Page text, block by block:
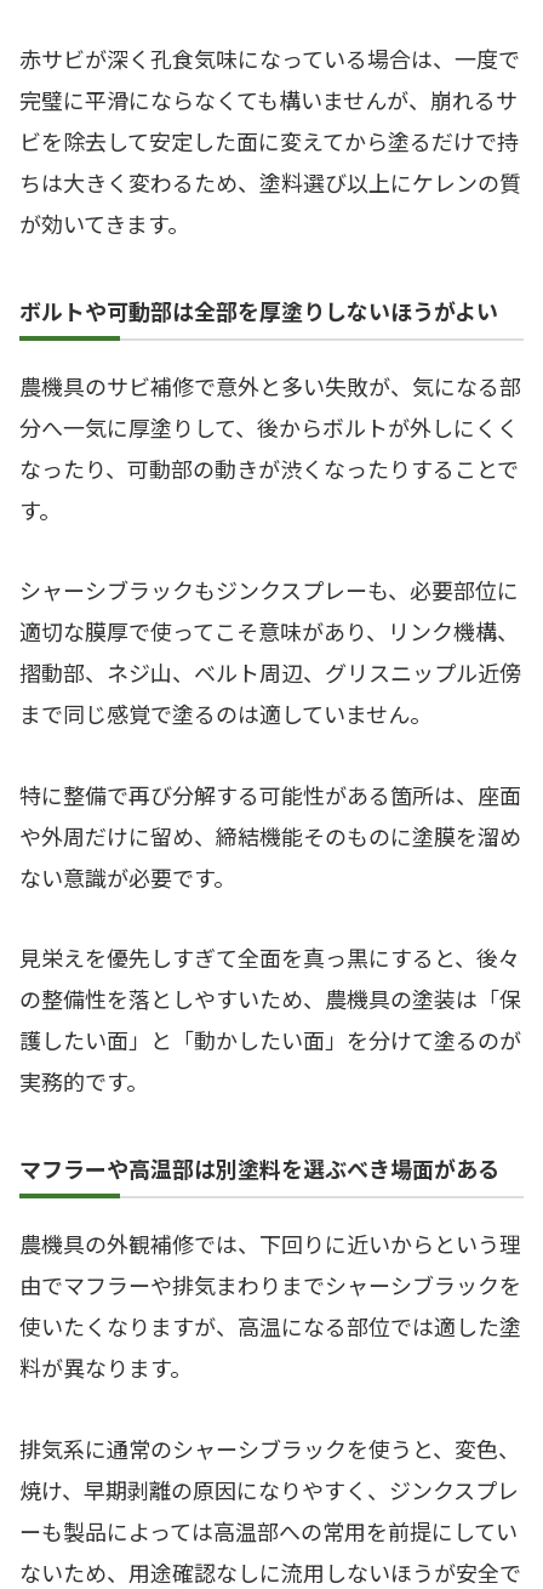
赤サビが深く孔食気味になっている場合は、一度で
完璧に平滑にならなくても構いませんが、崩れるサ
ビを除去して安定した面に変えてから塗るだけで持
ちは大きく変わるため、塗料選び以上にケレンの質
が効いてきます。
ボルトや可動部は全部を厚塗りしないほうがよい
農機具のサビ補修で意外と多い失敗が、気になる部
分へ一気に厚塗りして、後からボルトが外しにくく
なったり、可動部の動きが渋くなったりすることで
す。
シャーシブラックもジンクスプレーも、必要部位に
適切な膜厚で使ってこそ意味があり、リンク機構、
摺動部、ネジ山、ベルト周辺、グリスニップル近傍
まで同じ感覚で塗るのは適していません。
特に整備で再び分解する可能性がある箇所は、座面
や外周だけに留め、締結機能そのものに塗膜を溜め
ない意識が必要です。
見栄えを優先しすぎて全面を真っ黒にすると、後々
の整備性を落としやすいため、農機具の塗装は「保
護したい面」と「動かしたい面」を分けて塗るのが
実務的です。
マフラーや高温部は別塗料を選ぶべき場面がある
農機具の外観補修では、下回りに近いからという理
由でマフラーや排気まわりまでシャーシブラックを
使いたくなりますが、高温になる部位では適した塗
料が異なります。
排気系に通常のシャーシブラックを使うと、変色、
焼け、早期剥離の原因になりやすく、ジンクスプレ
ーも製品によっては高温部への常用を前提にしてい
ないため、用途確認なしに流用しないほうが安全で